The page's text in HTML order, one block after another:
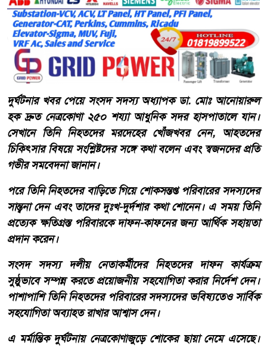
দুর্ঘটনার খবর পেয়ে সংসদ সদস্য অধ্যাপক ডা. মোঃ আনোয়ারুল
হক দ্রুত নেত্রকোণা ২৫০ শয্যা আধুনিক সদর হাসপাতালে যান।
সেখানে তিনি নিহতদের মরদেহের খোঁজখবর নেন, আহতদের
চিকিৎসার বিষয়ে সংশ্লিষ্টদের সঙ্গে কথা বলেন এবং স্বজনদের প্রতি
গভীর সমবেদনা জানান।
পরে তিনি নিহতদের বাড়িতে গিয়ে শোকসন্তপ্ত পরিবারের সদস্যদের
সান্ত্বনা দেন এবং তাদের দুঃখ-দুর্দশার কথা শোনেন। এ সময় তিনি
প্রত্যেক ক্ষতিগ্রস্ত পরিবারকে দাফন-কাফনের জন্য আর্থিক সহায়তা
প্রদান করেন।
সংসদ সদস্য দলীয় নেতাকর্মীদের নিহতদের দাফন কার্যক্রম
সুষ্ঠুভাবে সম্পন্ন করতে প্রয়োজনীয় সহযোগিতা করার নির্দেশ দেন।
পাশাপাশি তিনি নিহতদের পরিবারের সদস্যদের ভবিষ্যতেও সার্বিক
সহযোগিতা অব্যাহত রাখার আশ্বাস দেন।
এ মর্মান্তিক দুর্ঘটনায় নেত্রকোণাজুড়ে শোকের ছায়া নেমে এসেছে।